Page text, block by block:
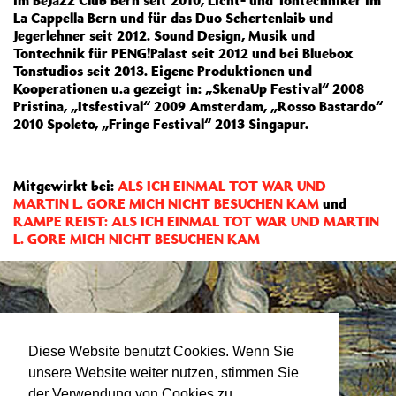
Diese Website benutzt Cookies. Wenn Sie
unsere Website weiter nutzen, stimmen Sie
La Cappella Bern und für das Duo Schertenlaib und
Jegerlehner seit 2012. Sound Design, Musik und
Tontechnik für PENG!Palast seit 2012 und bei Bluebox
Tonstudios seit 2013. Eigene Produktionen und
Kooperationen u.a gezeigt in: „SkenaUp Festival“ 2008
Pristina, „Itsfestival“ 2009 Amsterdam, „Rosso Bastardo“
2010 Spoleto, „Fringe Festival“ 2013 Singapur.
Mitgewirkt bei: ALS ICH EINMAL TOT WAR UND
MARTIN L. GORE MICH NICHT BESUCHEN KAM und
RAMPE REIST: ALS ICH EINMAL TOT WAR UND MARTIN
L. GORE MICH NICHT BESUCHEN KAM